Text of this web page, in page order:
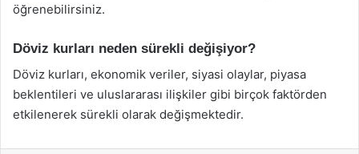
öğrenebilirsiniz.
Döviz kurları neden sürekli değişiyor?
Döviz kurları, ekonomik veriler, siyasi olaylar, piyasa
beklentileri ve uluslararası ilişkiler gibi birçok faktörden
etkilenerek sürekli olarak değişmektedir.